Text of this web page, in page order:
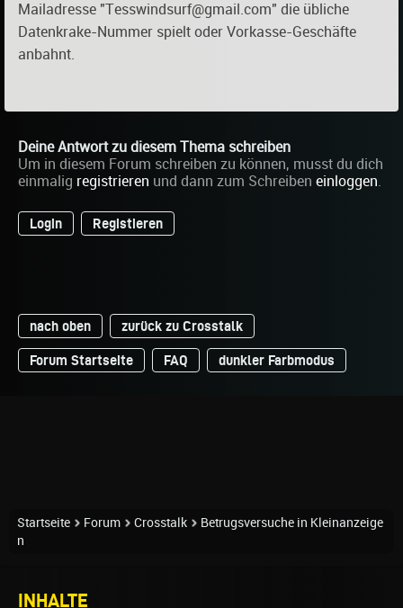
Mailadresse "Tesswindsurf@gmail.com" die übliche
Datenkrake-Nummer spielt oder Vorkasse-Geschäfte
anbahnt.
Deine Antwort zu diesem Thema schreiben
Um in diesem Forum schreiben zu können, musst du dich
einmalig registrieren und dann zum Schreiben einloggen.
Login Registieren
nach oben zurück zu Crosstalk
Forum Startseite FAQ dunkler Farbmodus
Startseite Forum Crosstalk
Betrugsversuche in Kleinanzeige
n
INHALTE